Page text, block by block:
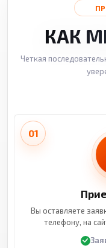
КАК
Четкая
01
Вы оставляете
телефону, на